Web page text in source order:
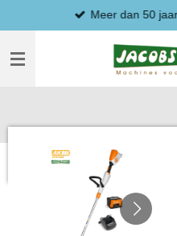
direct
naar
hoofdinhoud
Meer dan 50